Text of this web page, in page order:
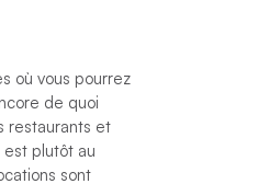
où vous pourrez
de quoi
restaurants et
est plutôt au
sont